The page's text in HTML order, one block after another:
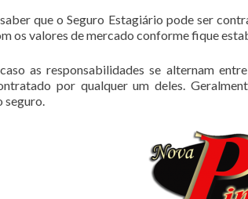
que o Seguro Estagiário pode ser
os valores de mercado conforme fique
as responsabilidades se alternam
por qualquer um deles.
seguro.